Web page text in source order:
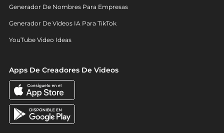
Generador De Nombres Para Empresas
Generador De Videos IA Para TikTok
YouTube Video Ideas
Apps De Creadores De Videos